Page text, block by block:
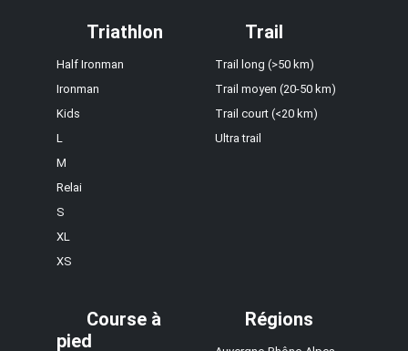
Triathlon
Half Ironman
Ironman
Kids
L
M
Relai
S
XL
XS
Trail
Trail long (>50 km)
Trail moyen (20-50 km)
Trail court (<20 km)
Ultra trail
Course à
pied
Régions